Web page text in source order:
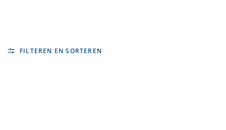
FILTEREN EN SORTEREN